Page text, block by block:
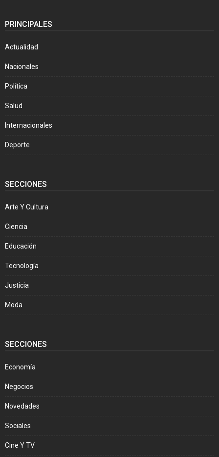
PRINCIPALES
Actualidad
Nacionales
Política
Salud
Internacionales
Deporte
SECCIONES
Arte Y Cultura
Ciencia
Educación
Tecnología
Justicia
Moda
SECCIONES
Economía
Negocios
Novedades
Sociales
Cine Y TV